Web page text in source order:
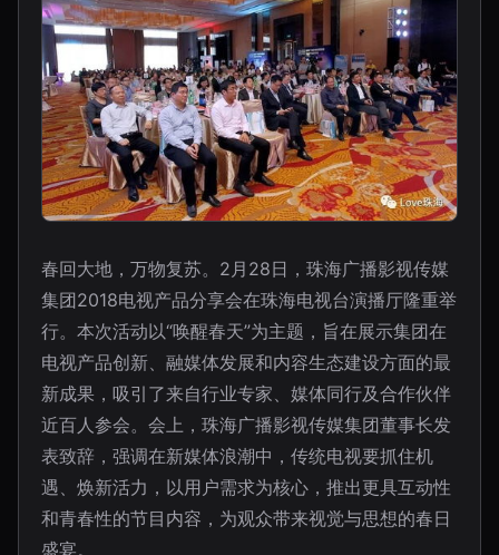
春回大地，万物复苏。2月28日，珠海广播影视传媒
集团2018电视产品分享会在珠海电视台演播厅隆重举
行。本次活动以“唤醒春天”为主题，旨在展示集团在
电视产品创新、融媒体发展和内容生态建设方面的最
新成果，吸引了来自行业专家、媒体同行及合作伙伴
近百人参会。会上，珠海广播影视传媒集团董事长发
表致辞，强调在新媒体浪潮中，传统电视要抓住机
遇、焕新活力，以用户需求为核心，推出更具互动性
和青春性的节目内容，为观众带来视觉与思想的春日
盛宴。